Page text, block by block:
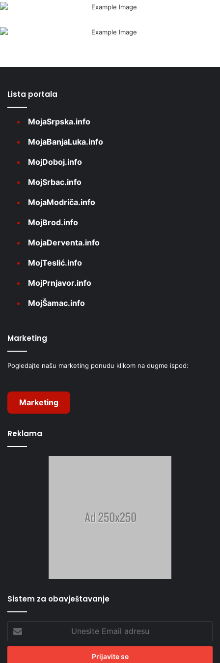
Lista portala
MojaSrpska.info
MojaBanjaLuka.info
MojDoboj.info
MojSrbac.info
MojaModriča.info
MojBrod.info
MojaDerventa.info
MojTeslić.info
MojPrnjavor.info
MojŠamac.info
Marketing
Pogledajte našu marketing ponudu klikom na dugme ispod:
Marketing
Reklama
Sistem za obavještavanje
Unesite
Email
adresu